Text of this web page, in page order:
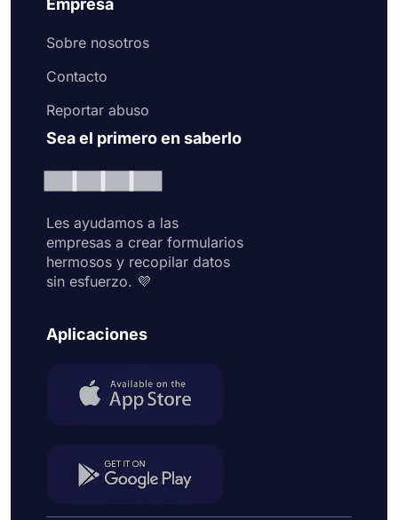
Empresa
Sobre nosotros
Contacto
Reportar abuso
Sea el primero en saberlo
Les ayudamos a las
empresas a crear formularios
hermosos y recopilar datos
sin esfuerzo. 💜
Aplicaciones